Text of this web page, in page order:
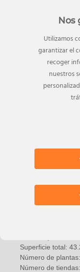
Dirección
Avenida Juan
29740 Torre del
Vélez-Málaga,
952 547
Información
Superficie total:
Número de
Número de
Nos
Utilizamos
garantizar el
recoger
nuestros